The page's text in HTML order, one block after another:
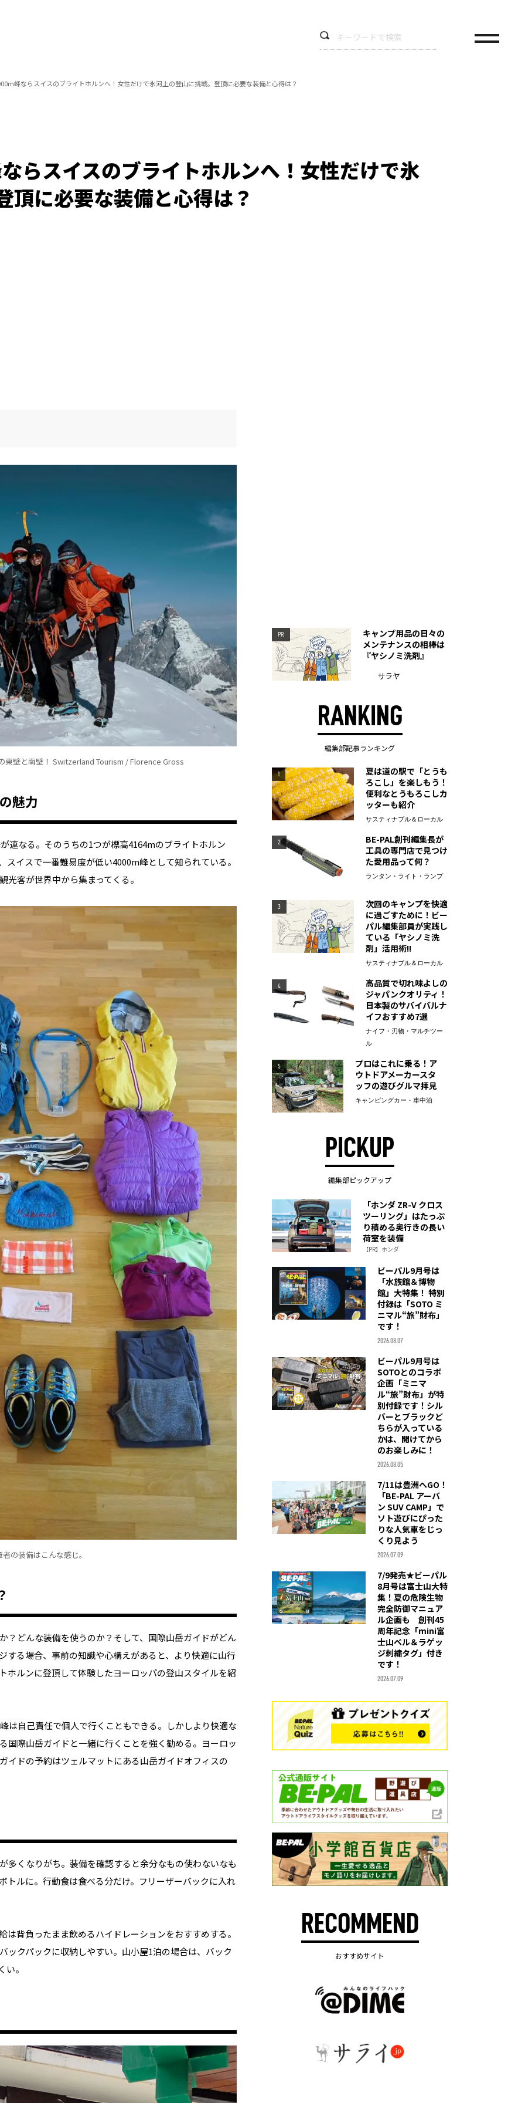
峰ならスイスのブライトホルンへ！女性だけで氷河上の登山に挑戦。登頂に必要な装備と心得は？
らスイスのブライトホルンへ！女性だけで氷
頂に必要な装備と心得は？
東壁と南壁！ Switzerland Tourism / Florence Gross
魅力
連なる。そのうちの1つが標高4164mのブライトホルン
イスで一番難易度が低い4000m峰として知られている。
客が世界中から集まってくる。
の装備はこんな感じ。
？どんな装備を使うのか？そして、国際山岳ガイドがどん
する場合、事前の知識や心構えがあると、より快適に山行
ホルンに登頂して体験したヨーロッパの登山スタイルを紹
は自己責任で個人で行くこともできる。しかしより快適な
国際山岳ガイドと一緒に行くことを強く勧める。ヨーロッ
イドの予約はツェルマットにある山岳ガイドオフィスの
多くなりがち。装備を確認すると余分なもの使わないなも
トルに。行動食は食べる分だけ。フリーザーバックに入れ
背負ったまま飲めるハイドレーションをおすすめする。
ックパックに収納しやすい。山小屋1泊の場合は、バック
。
PR
キャンプ用品の日々の
メンテナンスの相棒は
『ヤシノミ洗剤』
サラヤ
RANKING
編集部記事ランキング
1
夏は道の駅で「とうも
ろこし」を楽しもう！
便利なとうもろこしカ
ッターも紹介
サスティナブル＆ローカル
2
BE-PAL創刊編集長が
工具の専門店で見つけ
た愛用品って何？
ランタン・ライト・ランプ
3
次回のキャンプを快適
に過ごすために！ビー
パル編集部員が実践し
ている「ヤシノミ洗
剤」活用術!!
サスティナブル＆ローカル
4
高品質で切れ味よしの
ジャパンクオリティ！
日本製のサバイバルナ
イフおすすめ7選
ナイフ・刃物・マルチツー
ル
5
プロはこれに乗る！ア
ウトドアメーカースタ
ッフの遊びグルマ拝見
キャンピングカー・車中泊
PICKUP
編集部ピックアップ
「ホンダ ZR-V クロス
ツーリング」はたっぷ
り積める奥行きの長い
荷室を装備
【PR】ホンダ
ビーパル9月号は
「水族館＆博物
館」大特集！ 特別
付録は「SOTO ミ
ニマル“旅”財布」
です！
2026.08.07
ビーパル9月号は
SOTOとのコラボ
企画「ミニマ
ル“旅”財布」が特
別付録です！シル
バーとブラックど
ちらが入っている
かは、開けてから
のお楽しみに！
2026.08.05
7/11は豊洲へGO！
「BE-PAL アーバ
ン SUV CAMP」で
ソト遊びにぴった
りな人気車をじっ
くり見よう
2026.07.09
7/9発売★ビーパル
8月号は富士山大特
集！夏の危険生物
完全防御マニュア
ル企画も 創刊45
周年記念「mini富
士山ベル＆ラゲッ
ジ刺繍タグ」付き
です！
2026.07.09
RECOMMEND
おすすめサイト